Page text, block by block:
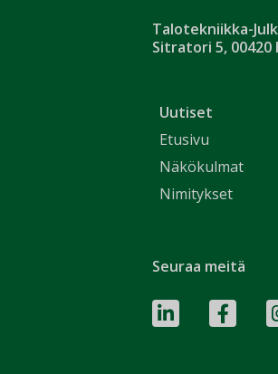
Talotekniikka-
Sitratori 5, 00420
Uutiset
Etusivu
Näkökulmat
Nimitykset
Seuraa meitä